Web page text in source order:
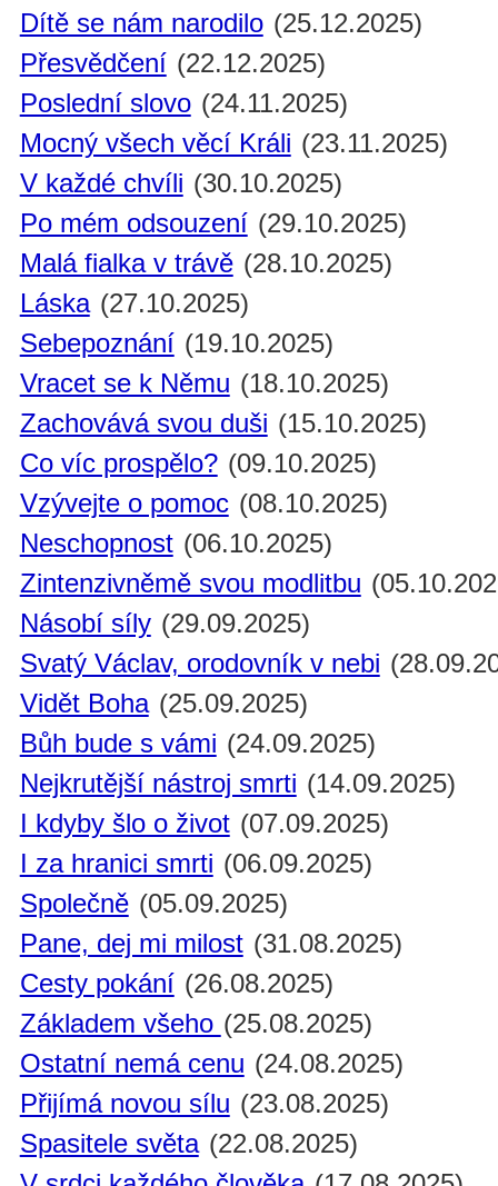
Dítě se nám narodilo (25.12.2025)
Přesvědčení (22.12.2025)
Poslední slovo (24.11.2025)
Mocný všech věcí Králi (23.11.2025)
V každé chvíli (30.10.2025)
Po mém odsouzení (29.10.2025)
Malá fialka v trávě (28.10.2025)
Láska (27.10.2025)
Sebepoznání (19.10.2025)
Vracet se k Němu (18.10.2025)
Zachovává svou duši (15.10.2025)
Co víc prospělo? (09.10.2025)
Vzývejte o pomoc (08.10.2025)
Neschopnost (06.10.2025)
Zintenzivněmě svou modlitbu
Násobí síly (29.09.2025)
Svatý Václav, orodovník v nebi
Vidět Boha (25.09.2025)
Bůh bude s vámi (24.09.2025)
Nejkrutější nástroj smrti (14.09.2025)
I kdyby šlo o život (07.09.2025)
I za hranici smrti (06.09.2025)
Společně (05.09.2025)
Pane, dej mi milost (31.08.2025)
Cesty pokání (26.08.2025)
Základem všeho (25.08.2025)
Ostatní nemá cenu (24.08.2025)
Přijímá novou sílu (23.08.2025)
Spasitele světa (22.08.2025)